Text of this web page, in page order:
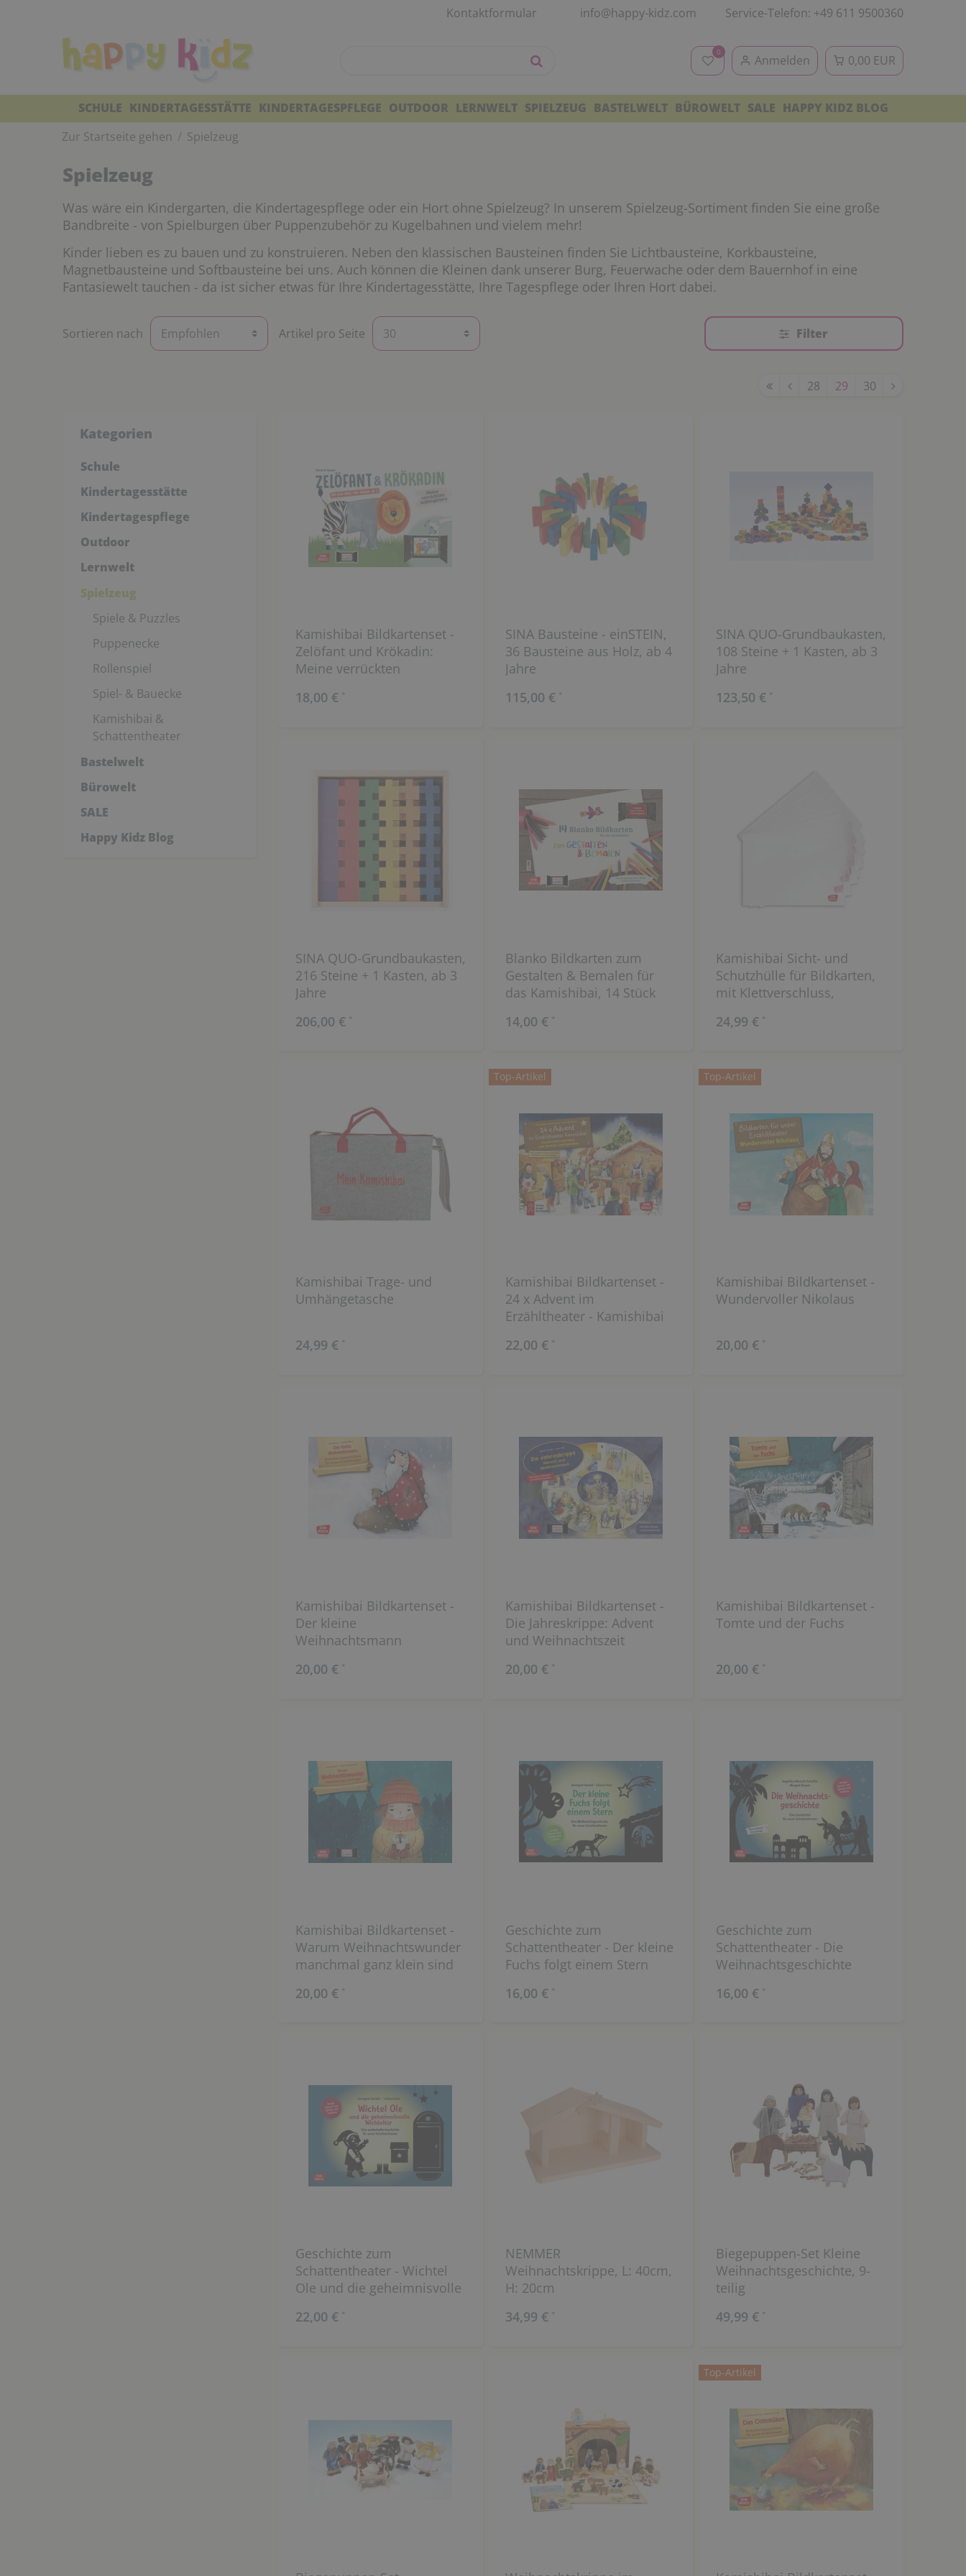
Kontaktformular info@happy-kidz.com Service-Telefon: +49 611 9500360
0
Anmelden 0,00 EUR
SCHULE KINDERTAGESSTÄTTE KINDERTAGESPFLEGE OUTDOOR LERNWELT SPIELZEUG BASTELWELT BÜROWELT SALE HAPPY KIDZ BLOG
Zur Startseite gehen
Spielzeug
Spielzeug
Was wäre ein Kindergarten, die Kindertagespflege oder ein Hort ohne Spielzeug? In unserem Spielzeug-Sortiment finden Sie eine große
Bandbreite - von Spielburgen über Puppenzubehör zu Kugelbahnen und vielem mehr!
Kinder lieben es zu bauen und zu konstruieren. Neben den klassischen Bausteinen finden Sie Lichtbausteine, Korkbausteine,
Magnetbausteine und Softbausteine bei uns. Auch können die Kleinen dank unserer Burg, Feuerwache oder dem Bauernhof in eine
Fantasiewelt tauchen - da ist sicher etwas für Ihre Kindertagesstätte, Ihre Tagespflege oder Ihren Hort dabei.
Sortieren nach Artikel pro Seite Filter
28 29 30
Kategorien
Schule
Kindertagesstätte
Kindertagespflege
Outdoor
Lernwelt
Spielzeug
Spiele & Puzzles
Puppenecke
Rollenspiel
Spiel- & Bauecke
Kamishibai &
Schattentheater
Bastelwelt
Bürowelt
SALE
Happy Kidz Blog
Kamishibai Bildkartenset -
Zelöfant und Krökadin:
Meine verrückten
18,00 € *
SINA Bausteine - einSTEIN,
36 Bausteine aus Holz, ab 4
Jahre
115,00 € *
SINA QUO-Grundbaukasten,
108 Steine + 1 Kasten, ab 3
Jahre
123,50 € *
SINA QUO-Grundbaukasten,
216 Steine + 1 Kasten, ab 3
Jahre
206,00 € *
Blanko Bildkarten zum
Gestalten & Bemalen für
das Kamishibai, 14 Stück
14,00 € *
Kamishibai Sicht- und
Schutzhülle für Bildkarten,
mit Klettverschluss,
24,99 € *
Kamishibai Trage- und
Umhängetasche
24,99 € *
Top-Artikel
Kamishibai Bildkartenset -
24 x Advent im
Erzähltheater - Kamishibai
22,00 € *
Top-Artikel
Kamishibai Bildkartenset -
Wundervoller Nikolaus
20,00 € *
Kamishibai Bildkartenset -
Der kleine
Weihnachtsmann
20,00 € *
Kamishibai Bildkartenset -
Die Jahreskrippe: Advent
und Weihnachtszeit
20,00 € *
Kamishibai Bildkartenset -
Tomte und der Fuchs
20,00 € *
Kamishibai Bildkartenset -
Warum Weihnachtswunder
manchmal ganz klein sind
20,00 € *
Geschichte zum
Schattentheater - Der kleine
Fuchs folgt einem Stern
16,00 € *
Geschichte zum
Schattentheater - Die
Weihnachtsgeschichte
16,00 € *
Geschichte zum
Schattentheater - Wichtel
Ole und die geheimnisvolle
22,00 € *
NEMMER
Weihnachtskrippe, L: 40cm,
H: 20cm
34,99 € *
Biegepuppen-Set Kleine
Weihnachtsgeschichte, 9-
teilig
49,99 € *
Top-Artikel